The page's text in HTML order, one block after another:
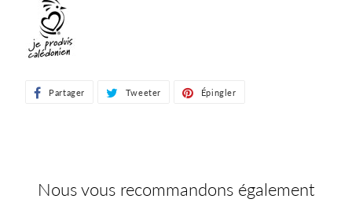
Partager PartagerTweeter TweeterÉpingler
Nous vous recommandons également